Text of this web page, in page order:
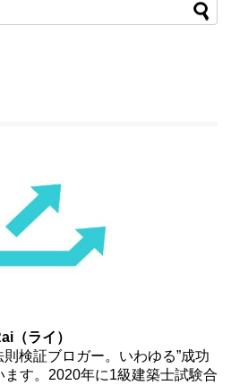
（ライ）
検証ブロガー。いわゆる”成功
ます。2020年に1級建築士試験合